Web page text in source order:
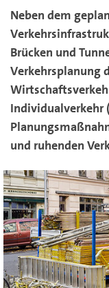
Neben dem
Brücken und
Verkehrsplanung
Individualverkehr
und ruhenden